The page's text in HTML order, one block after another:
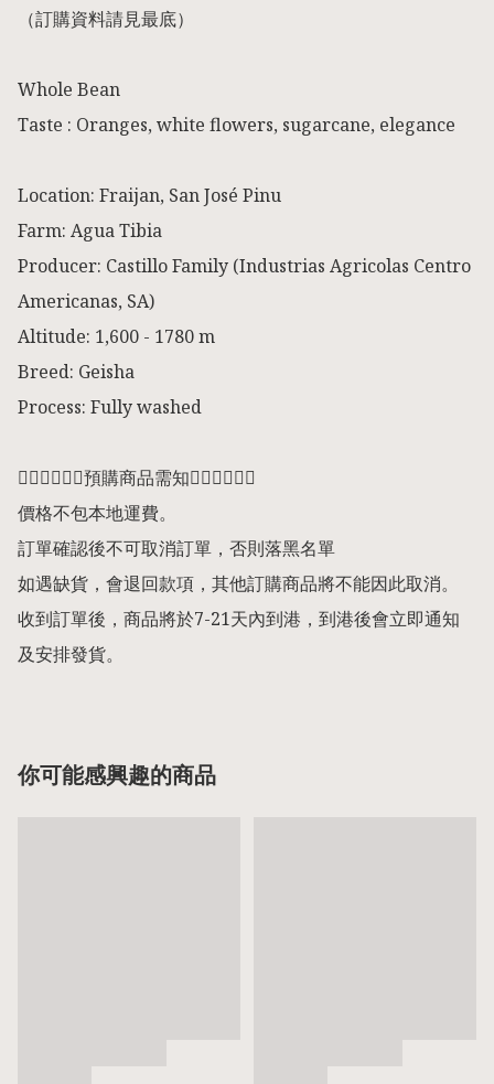
（訂購資料請見最底）
Whole Bean
Taste : Oranges, white flowers, sugarcane, elegance
Location: Fraijan, San José Pinu
Farm: Agua Tibia
Producer: Castillo Family (Industrias Agricolas Centro
Americanas, SA)
Altitude: 1,600 - 1780 m
Breed: Geisha
Process: Fully washed
👇🏻👇🏻👇🏻預購商品需知👇🏻👇🏻👇🏻
價格不包本地運費。
訂單確認後不可取消訂單，否則落黑名單
如遇缺貨，會退回款項，其他訂購商品將不能因此取消。
收到訂單後，商品將於7-21天內到港，到港後會立即通知
及安排發貨。
你可能感興趣的商品